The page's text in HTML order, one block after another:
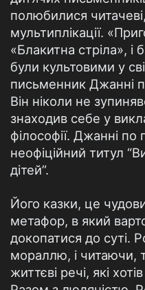
полюбилися
мультиплікації.
«Блакитна стріла», і
були культовими у
письменник Джанні
Він ніколи не
знаходив себе у
філософії. Джанні
неофіційний титул
дітей”.
Його казки, це
метафор, в який
докопатися до суті.
мораллю, і читаючи,
життєві речі, які